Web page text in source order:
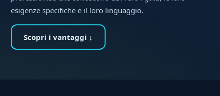
esigenze specifiche e il loro linguaggio.
Scopri i vantaggi ↓